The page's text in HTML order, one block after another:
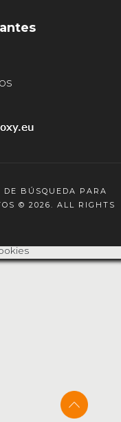
DE BÚSQUEDA PARA
© 2026. ALL RIGHTS